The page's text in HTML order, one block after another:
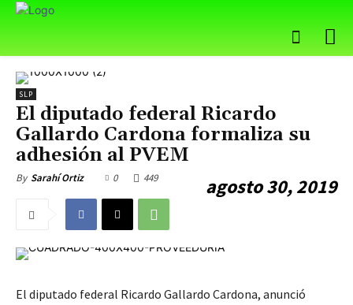
SLP
El diputado federal Ricardo
Gallardo Cardona formaliza su
adhesión al PVEM
By Sarahí Ortiz agosto 30, 2019
0 449
El diputado federal Ricardo Gallardo Cardona, anunció